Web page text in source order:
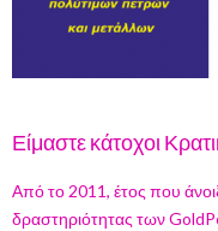
Είμαστε κάτοχοι
Από το 2011, έτος που
δραστηριότητας των